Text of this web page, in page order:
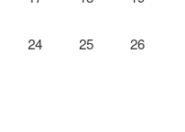
24 25 26